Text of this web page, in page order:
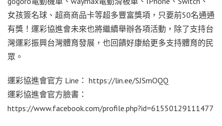
女孩簽名球、超商商品卡等超多豐富獎項，只要前50名通通
有獎！運彩協進會未來也將繼續舉辦各項活動，除了支持台
灣運彩振興台灣體育發展，也回饋好康給更多支持體育的民
眾。
運彩協進會官方 Line： https://lin.ee/SJSmOQQ
運彩協進會官方臉書：
https://www.facebook.com/profile.php?id=61550129111477